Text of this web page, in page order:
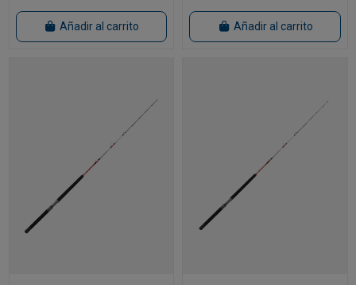
Añadir al carrito Añadir al carrito